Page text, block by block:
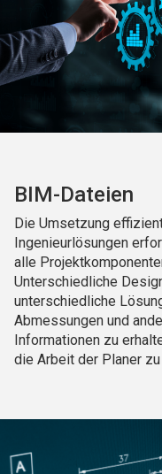
BIM-Dateien
Die Umsetzung
Ingenieurlösungen
alle
Unterschiedliche
unterschiedliche
Abmessungen und
Informationen zu
die Arbeit der Planer